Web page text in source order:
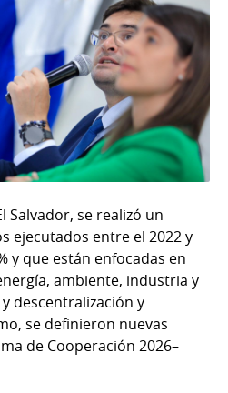
Salvador, se realizó un
ejecutados entre el 2022 y
y que están enfocadas en
ambiente, industria y
descentralización y
se definieron nuevas
de Cooperación 2026–